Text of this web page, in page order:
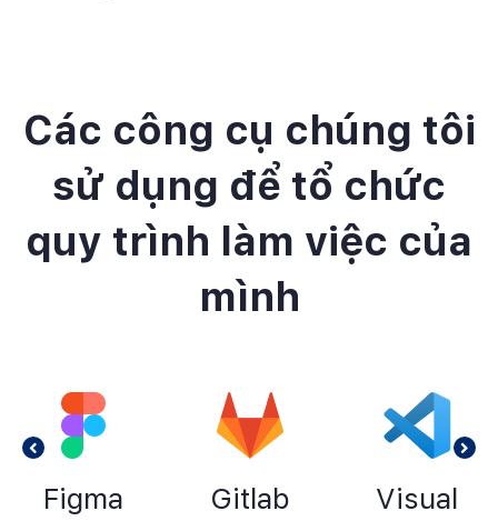
Các công cụ chúng tôi
sử dụng để tổ chức
quy trình làm việc của
mình
Figma Gitlab Visual